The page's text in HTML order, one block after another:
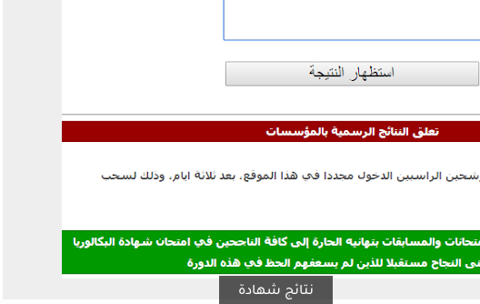
نتائج شهادة